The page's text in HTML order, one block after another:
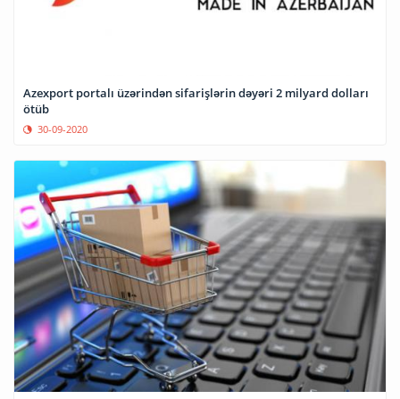
Azexport portalı üzərindən sifarişlərin dəyəri 2 milyard dolları
ötüb
30-09-2020